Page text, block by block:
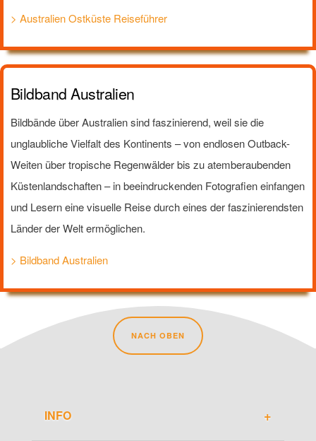
> Australien Ostküste Reiseführer
Bildband Australien
Bildbände über Australien sind faszinierend, weil sie die
unglaubliche Vielfalt des Kontinents – von endlosen Outback-
Weiten über tropische Regenwälder bis zu atemberaubenden
Küstenlandschaften – in beeindruckenden Fotografien einfangen
und Lesern eine visuelle Reise durch eines der faszinierendsten
Länder der Welt ermöglichen.
> Bildband Australien
NACH OBEN
INFO